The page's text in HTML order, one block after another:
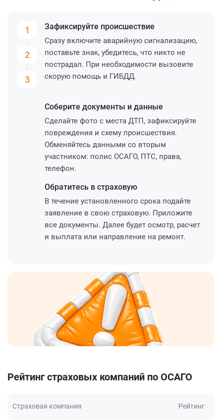
1
2
3
Зафиксируйте происшествие
Сразу включите аварийную сигнализацию,
поставьте знак, убедитесь, что никто не
пострадал. При необходимости вызовите
скорую помощь и ГИБДД.
Соберите документы и данные
Сделайте фото с места ДТП, зафиксируйте
повреждения и схему происшествия.
Обменяйтесь данными со вторым
участником: полис ОСАГО, ПТС, права,
телефон.
Обратитесь в страховую
В течение установленного срока подайте
заявление в свою страховую. Приложите
все документы. Далее будет осмотр, расчет
и выплата или направление на ремонт.
Рейтинг страховых компаний по ОСАГО
Страховая компания Рейтинг